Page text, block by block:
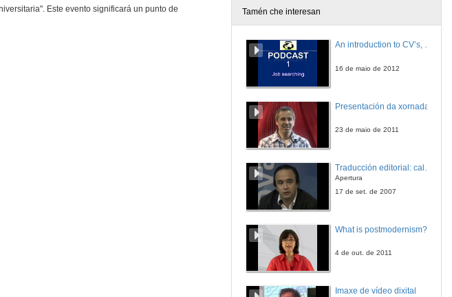
Este evento significará un punto de
Tamén che interesan
An introduction to CV’s, letters, and job searching
16 de maio de 2012
Presentación da xornada
23 de maio de 2011
Traducción editorial: calidade e xestión de proxectos
Apertura
17 de set. de 2007
What is postmodernism?
4 de out. de 2011
Imaxe de vídeo dixital